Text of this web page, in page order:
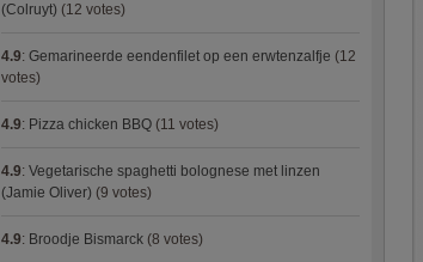
(Colruyt) (12 votes)
4.9: Gemarineerde eendenfilet op een erwtenzalfje (12
votes)
4.9: Pizza chicken BBQ (11 votes)
4.9: Vegetarische spaghetti bolognese met linzen
(Jamie Oliver) (9 votes)
4.9: Broodje Bismarck (8 votes)